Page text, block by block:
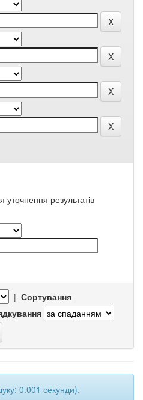
уточнення результатів
| Сортування
0.001 секунди).